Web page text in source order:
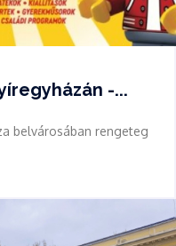
-...
belvárosában rengeteg